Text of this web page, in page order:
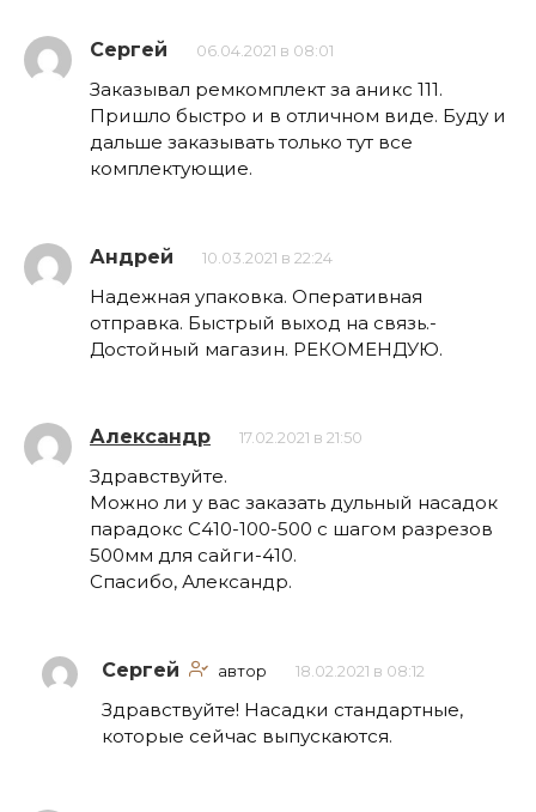
Сергей 06.04.2021 в 08:01
Заказывал ремкомплект за аникс 111.
Пришло быстро и в отличном виде. Буду и
дальше заказывать только тут все
комплектующие.
Андрей 10.03.2021 в 22:24
Надежная упаковка. Оперативная
отправка. Быстрый выход на связь.-
Достойный магазин. РЕКОМЕНДУЮ.
Александр 17.02.2021 в 21:50
Здравствуйте.
Можно ли у вас заказать дульный насадок
парадокс С410-100-500 с шагом разрезов
500мм для сайги-410.
Спасибо, Александр.
Сергей автор 18.02.2021 в 08:12
Здравствуйте! Насадки стандартные,
которые сейчас выпускаются.